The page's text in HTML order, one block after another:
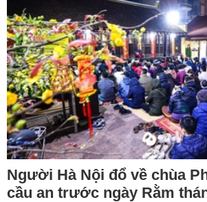
Người Hà Nội đổ về chùa
cầu an trước ngày Rằm